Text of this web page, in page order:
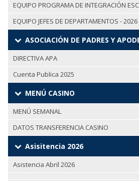
EQUIPO PROGRAMA DE INTEGRACIÓN
EQUIPO JEFES DE DEPARTAMENTOS - 2026
ASOCIACIÓN DE PADRES Y
DIRECTIVA APA
Cuenta Publica 2025
MENÚ CASINO
MENÚ SEMANAL
DATOS TRANSFERENCIA CASINO
Asisitencia 2026
Asistencia Abril 2026